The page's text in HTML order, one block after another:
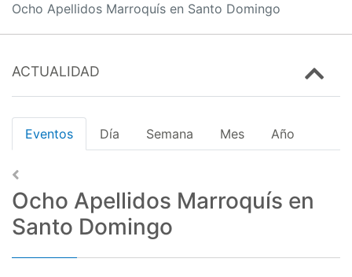
Ocho Apellidos Marroquís en Santo Domingo
ACTUALIDAD
Eventos Día Semana Mes Año
Ocho Apellidos Marroquís en
Santo Domingo